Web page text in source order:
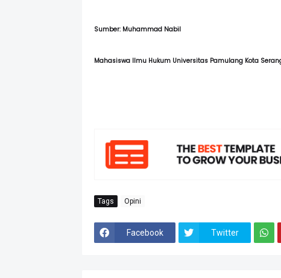
Sumber: Muhammad Nabil
Mahasiswa Ilmu Hukum Universitas Pamulang Kota
Tags Opini
Facebook Twitter